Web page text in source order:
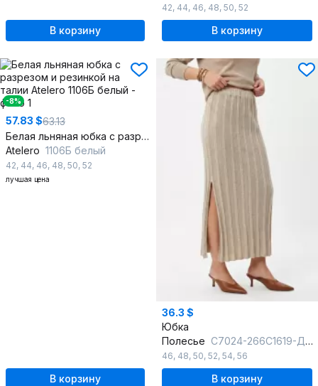
В корзину
42, 44, 46, 48, 50, 52
В корзину
-8%
57.83 $63.13
Белая льняная юбка с разрезом и резинкой на талии
Atelero 1106Б белый
42, 44, 46, 48, 50, 52
лучшая цена
В корзину
36.3 $
Юбка
Полесье С7024-266С1619-Д43 158,164 суровый + бежевый
46, 48, 50, 52, 54, 56
В корзину